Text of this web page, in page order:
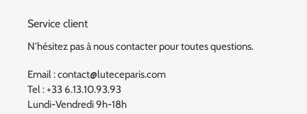
Service client
N'hésitez pas à nous contacter pour toutes questions.
Email : contact@luteceparis.com
Tel : +33 6.13.10.93.93
Lundi-Vendredi 9h-18h